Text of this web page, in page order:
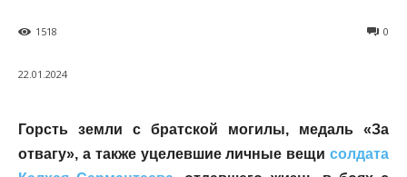
0
1518
22.01.2024
Горсть земли с братской могилы, медаль «За
отвагу», а также уцелевшие личные вещи солдата